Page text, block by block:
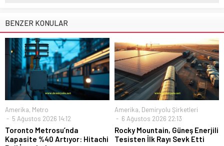
BENZER KONULAR
Amerika, Metro
5 Ağustos 2026 14:12
Toronto Metrosu’nda
Kapasite %40 Artıyor: Hitachi
Amerika, Demiryolu Şirketleri
6 Ağustos 2026 22:13
Rocky Mountain, Güneş Enerjili
Tesisten İlk Rayı Sevk Etti